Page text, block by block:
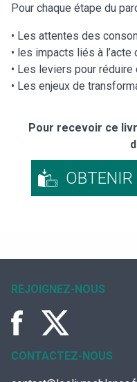
Pour chaque étape du
• Les attentes des
• les impacts liés à l’acte
• Les leviers pour
• Les enjeux de
Pour recevoir ce
OBTENIR
REJOIGNEZ-NOUS
CONTACTEZ-NOUS